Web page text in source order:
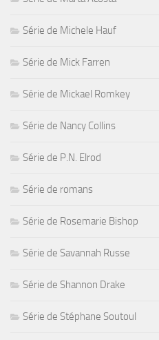
Série de Michele Hauf
Série de Mick Farren
Série de Mickael Romkey
Série de Nancy Collins
Série de P.N. Elrod
Série de romans
Série de Rosemarie Bishop
Série de Savannah Russe
Série de Shannon Drake
Série de Stéphane Soutoul